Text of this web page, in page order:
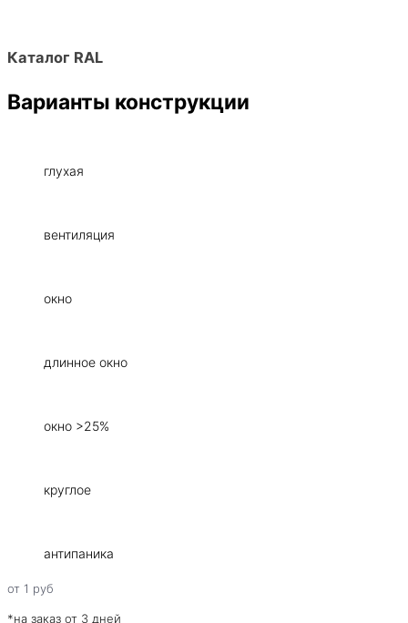
Каталог RAL
Варианты конструкции
глухая
вентиляция
окно
длинное окно
окно >25%
круглое
антипаника
от 1 руб
*на заказ от 3 дней